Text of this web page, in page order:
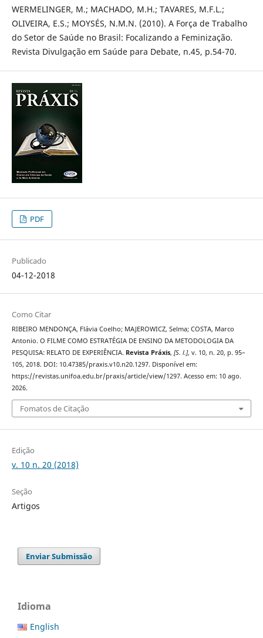
WERMELINGER, M.; MACHADO, M.H.; TAVARES, M.F.L.;
OLIVEIRA, E.S.; MOYSÉS, N.M.N. (2010). A Força de Trabalho
do Setor de Saúde no Brasil: Focalizando a Feminização.
Revista Divulgação em Saúde para Debate, n.45, p.54-70.
PDF
Publicado
04-12-2018
Como Citar
RIBEIRO MENDONÇA, Flávia Coelho; MAJEROWICZ, Selma; COSTA, Marco
Antonio. O FILME COMO ESTRATÉGIA DE ENSINO DA METODOLOGIA DA
PESQUISA: RELATO DE EXPERIÊNCIA. Revista Práxis, [S. l.], v. 10, n. 20, p. 95–
105, 2018. DOI: 10.47385/praxis.v10.n20.1297. Disponível em:
https://revistas.unifoa.edu.br/praxis/article/view/1297. Acesso em: 10 ago.
2026.
Fomatos de Citação
Edição
v. 10 n. 20 (2018)
Seção
Artigos
Enviar Submissão
Idioma
English